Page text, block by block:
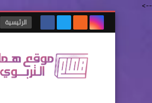
-->
الرئيسية